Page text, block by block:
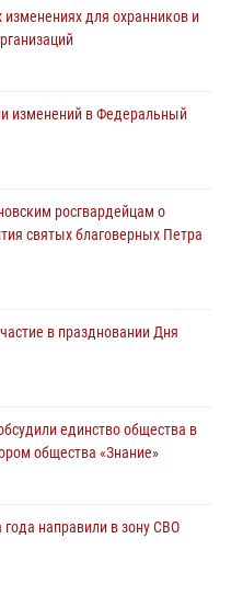
празднованию Дня
с Росгвардией»
Росгвардии задержаны
краж
для охранников и
изменений в Федеральный
росгвардейцам о
святых благоверных Петра
в праздновании Дня
единство общества в
общества «Знание»
направили в зону СВО